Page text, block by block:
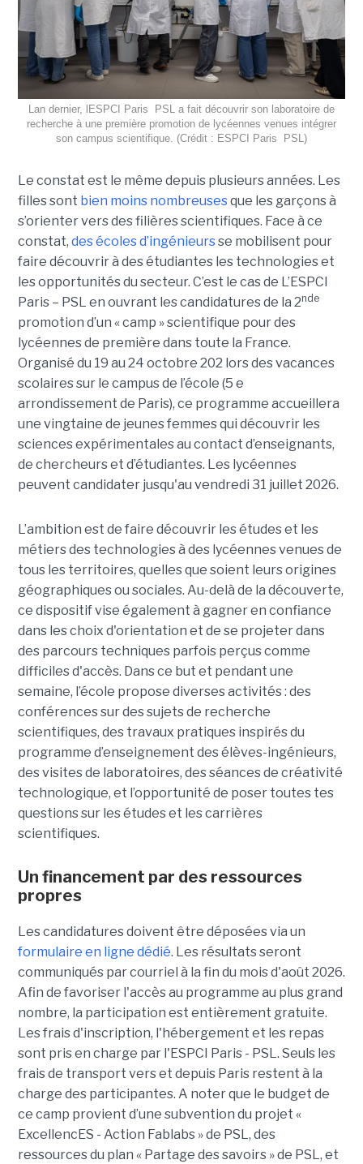
Lan dernier, lESPCI Paris  PSL a fait découvrir son laboratoire de
recherche à une première promotion de lycéennes venues intégrer
son campus scientifique. (Crédit : ESPCI Paris  PSL)
Le constat est le même depuis plusieurs années. Les
filles sont bien moins nombreusesque les garçons à
s’orienter vers des filières scientifiques. Face à ce
constat, des écoles d’ingénieursse mobilisent pour
faire découvrir à des étudiantes les technologies et
les opportunités du secteur. C’est le cas de L’ESPCI
Paris – PSL en ouvrant les candidatures de la 2nde
promotion d’un « camp » scientifique pour des
lycéennes de première dans toute la France.
Organisé du 19 au 24 octobre 202 lors des vacances
scolaires sur le campus de l’école (5 e
arrondissement de Paris), ce programme accueillera
une vingtaine de jeunes femmes qui découvrir les
sciences expérimentales au contact d’enseignants,
de chercheurs et d’étudiantes. Les lycéennes
peuvent candidater jusqu'au vendredi 31 juillet 2026.
L’ambition est de faire découvrir les études et les
métiers des technologies à des lycéennes venues de
tous les territoires, quelles que soient leurs origines
géographiques ou sociales. Au-delà de la découverte,
ce dispositif vise également à gagner en confiance
dans les choix d'orientation et de se projeter dans
des parcours techniques parfois perçus comme
difficiles d'accès. Dans ce but et pendant une
semaine, l’école propose diverses activités : des
conférences sur des sujets de recherche
scientifiques, des travaux pratiques inspirés du
programme d’enseignement des élèves-ingénieurs,
des visites de laboratoires, des séances de créativité
technologique, et l’opportunité de poser toutes tes
questions sur les études et les carrières
scientifiques.
Un financement par des ressources
propres
Les candidatures doivent être déposées via un
formulaire en ligne dédié. Les résultats seront
communiqués par courriel à la fin du mois d'août 2026.
Afin de favoriser l'accès au programme au plus grand
nombre, la participation est entièrement gratuite.
Les frais d'inscription, l'hébergement et les repas
sont pris en charge par l'ESPCI Paris - PSL. Seuls les
frais de transport vers et depuis Paris restent à la
charge des participantes. A noter que le budget de
ce camp provient d’une subvention du projet «
ExcellencES - Action Fablabs » de PSL, des
ressources du plan « Partage des savoirs » de PSL, et